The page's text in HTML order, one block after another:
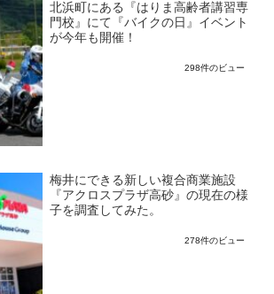
北浜町にある『はりま高齢者講習専
門校』にて『バイクの日』イベント
が今年も開催！
298件のビュー
梅井にできる新しい複合商業施設
『アクロスプラザ高砂』の現在の様
子を調査してみた。
278件のビュー